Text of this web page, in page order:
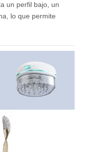
un perfil bajo, un
lo que permite